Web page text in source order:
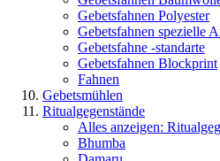
Gebetsfahnen Polyester
Gebetsfahnen spezielle
Gebetsfahne -standarte
Gebetsfahnen Blockprint
Fahnen
Gebetsmühlen
Ritualgegenstände
Alles anzeigen:
Bhumba